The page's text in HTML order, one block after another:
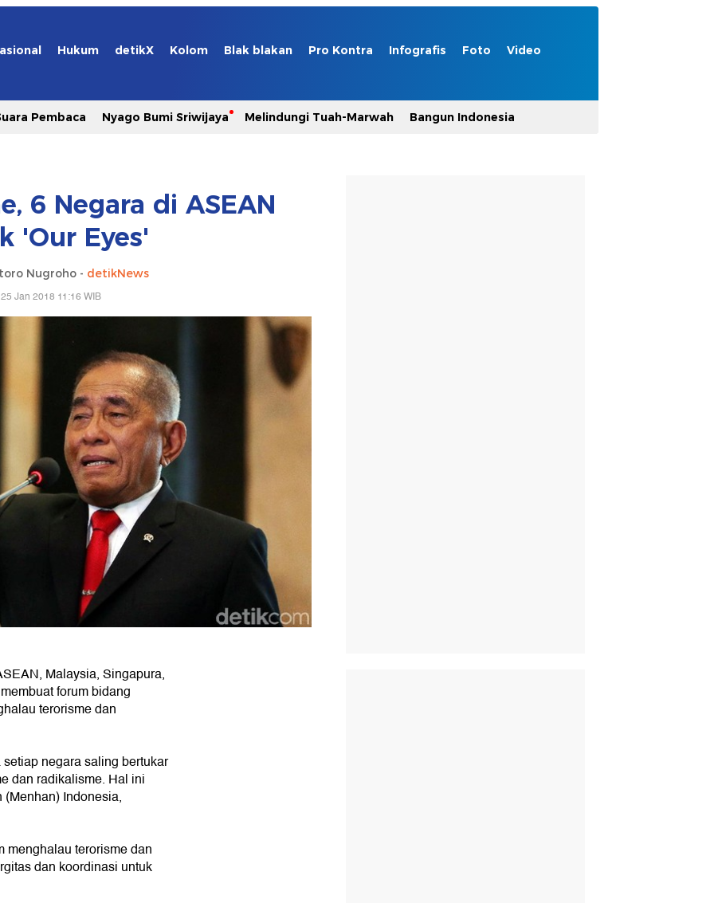
Hukum detikX Kolom Blak blakan Pro Kontra Infografis Foto Video
Pembaca Nyago Bumi Sriwijaya Melindungi Tuah-Marwah Bangun Indonesia
6 Negara di ASEAN
'Our Eyes'
Nugroho - detikNews
Jan 2018 11:16 WIB
Malaysia, Singapura,
forum bidang
terorisme dan
negara saling bertukar
dan radikalisme. Hal ini
Indonesia,
menghalau terorisme dan
dan koordinasi untuk